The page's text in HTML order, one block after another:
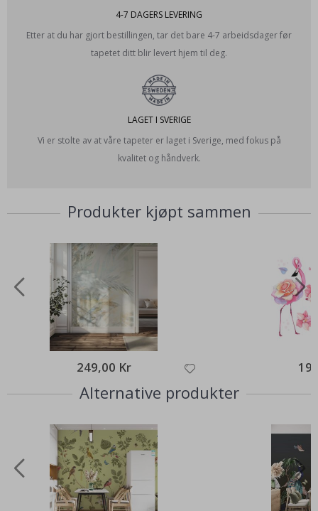
4-7 DAGERS LEVERING
Etter at du har gjort bestillingen, tar det bare 4-7 arbeidsdager før
tapetet ditt blir levert hjem til deg.
LAGET I SVERIGE
Vi er stolte av at våre tapeter er laget i Sverige, med fokus på
kvalitet og håndverk.
Produkter kjøpt sammen
249,00 Kr
Alternative produkter